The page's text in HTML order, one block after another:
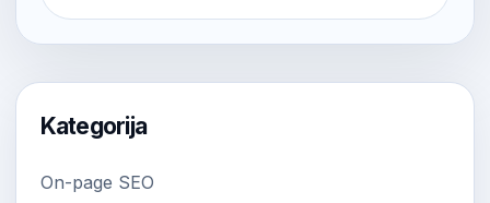
Kategorija
On-page SEO